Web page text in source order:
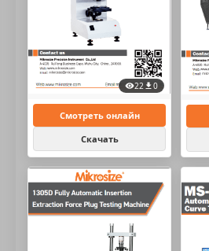
22 0
Смотреть онлайн
Скачать